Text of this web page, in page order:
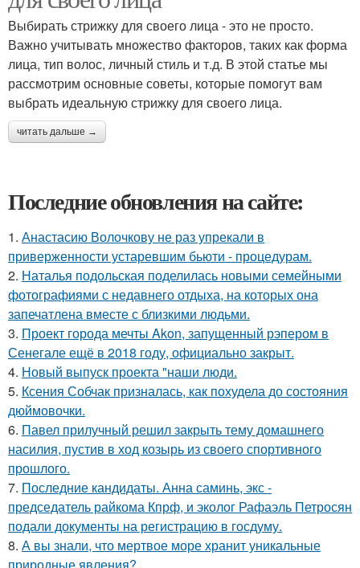
Выбирать стрижку для своего лица - это не просто.
Важно учитывать множество факторов, таких как форма
лица, тип волос, личный стиль и т.д. В этой статье мы
рассмотрим основные советы, которые помогут вам
выбрать идеальную стрижку для своего лица.
читать дальше →
Последние обновления на сайте:
1. Анастасию Волочкову не раз упрекали в
приверженности устаревшим бьюти - процедурам.
2. Наталья подольская поделилась новыми семейными
фотографиями с недавнего отдыха, на которых она
запечатлена вместе с близкими людьми.
3. Проект города мечты Akon, запущенный рэпером в
Сенегале ещё в 2018 году, официально закрыт.
4. Новый выпуск проекта "наши люди.
5. Ксения Собчак призналась, как похудела до состояния
дюймовочки.
6. Павел прилучный решил закрыть тему домашнего
насилия, пустив в ход козырь из своего спортивного
прошлого.
7. Последние кандидаты. Анна саминь, экс -
председатель райкома Кпрф, и эколог Рафаэль Петросян
подали документы на регистрацию в госдуму.
8. А вы знали, что мертвое море хранит уникальные